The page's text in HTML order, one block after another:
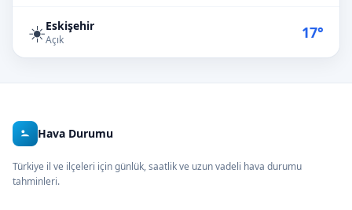
☀️Eskişehir
Açık 17°
Hava Durumu
Türkiye il ve ilçeleri için günlük, saatlik ve uzun vadeli hava durumu
tahminleri.